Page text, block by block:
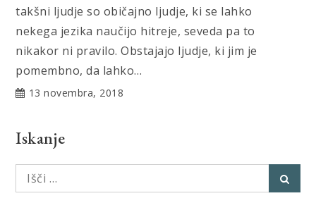
takšni ljudje so običajno ljudje, ki se lahko
nekega jezika naučijo hitreje, seveda pa to
nikakor ni pravilo. Obstajajo ljudje, ki jim je
pomembno, da lahko…
13 novembra, 2018
Iskanje
Išči: